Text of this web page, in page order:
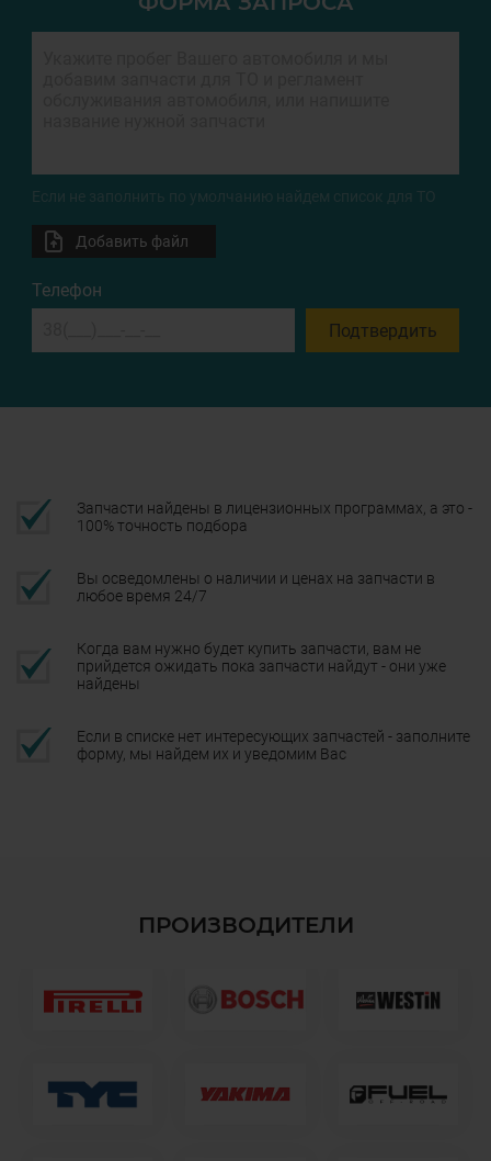
Если не заполнить по умолчанию найдем список для ТО
Добавить файл
Телефон
Подтвердить
Запчасти найдены в лицензионных программах, а это -
100% точность подбора
Вы осведомлены о наличии и ценах на запчасти в
любое время 24/7
Когда вам нужно будет купить запчасти, вам не
прийдется ожидать пока запчасти найдут - они уже
найдены
Если в списке нет интересующих запчастей - заполните
форму, мы найдем их и уведомим Вас
ПРОИЗВОДИТЕЛИ